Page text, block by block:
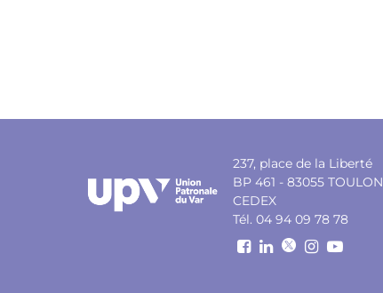
237, place de la Liberté
BP 461 - 83055 TOULON
CEDEX
Tél. 04 94 09 78 78